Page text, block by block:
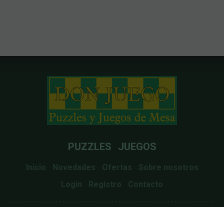
PUZZLES JUEGOS
Inicio Novedades Ofertas
Sobre nosotros
Login
Registro Contacto